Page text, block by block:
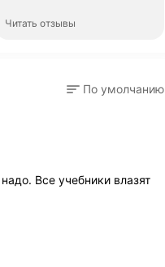
Читать отзывы
По умолчанию
Все учебники влазят